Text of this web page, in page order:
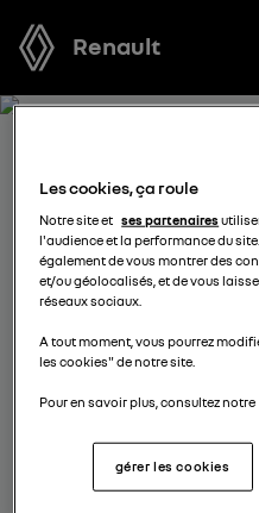
Renault
RÉSERVEZ
Vous vous demandez
Réservez l’un de nos
gratuit au volant d’un
Les cookies, ça roule
Notre site et ses partenaires
l'audience et la performance du
également de vous montrer des
et/ou géolocalisés, et de vous
réseaux sociaux.
A tout moment, vous pourrez
les cookies" de notre site.
Pour en savoir plus, consultez notre
gérer les cookies